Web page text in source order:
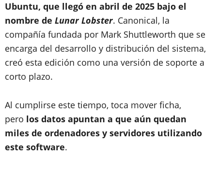
Ubuntu, que llegó en abril de 2025 bajo el
nombre de Lunar Lobster. Canonical, la
compañía fundada por Mark Shuttleworth que se
encarga del desarrollo y distribución del sistema,
creó esta edición como una versión de soporte a
corto plazo.
Al cumplirse este tiempo, toca mover ficha,
pero los datos apuntan a que aún quedan
miles de ordenadores y servidores utilizando
este software.